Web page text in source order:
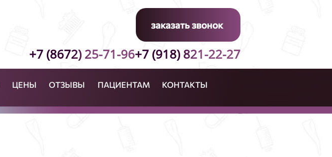
заказать звонок
+7 (8672) 25-71-96+7 (918) 821-22-27
ЦЕНЫ ОТЗЫВЫ ПАЦИЕНТАМ КОНТАКТЫ